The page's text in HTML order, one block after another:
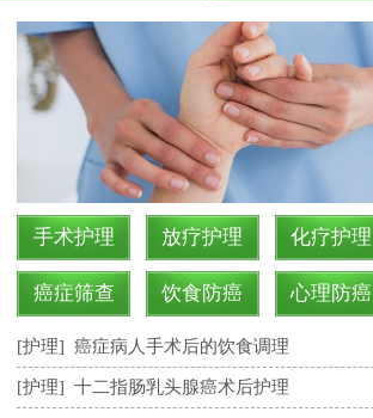
手术护理 放疗护理 化疗护理
癌症筛查 饮食防癌 心理防癌
[护理] 癌症病人手术后的饮食调理
[护理] 十二指肠乳头腺癌术后护理